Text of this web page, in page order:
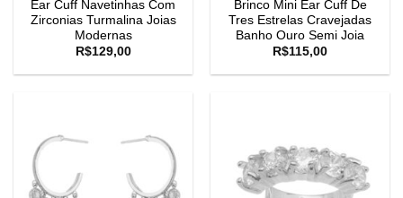
Ear Cuff Navetinhas Com
Zirconias Turmalina Joias
Modernas
R$129,00
Brinco Mini Ear Cuff De
Tres Estrelas Cravejadas
Banho Ouro Semi Joia
R$115,00